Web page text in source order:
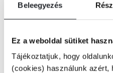
Beleegyezés
Ez a weboldal sütiket
Tájékoztatjuk, hogy
(cookies) használunk azért,